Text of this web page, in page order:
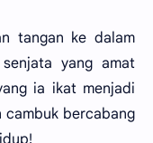
tangan ke dalam
yang amat
ia ikat menjadi
cambuk bercabang